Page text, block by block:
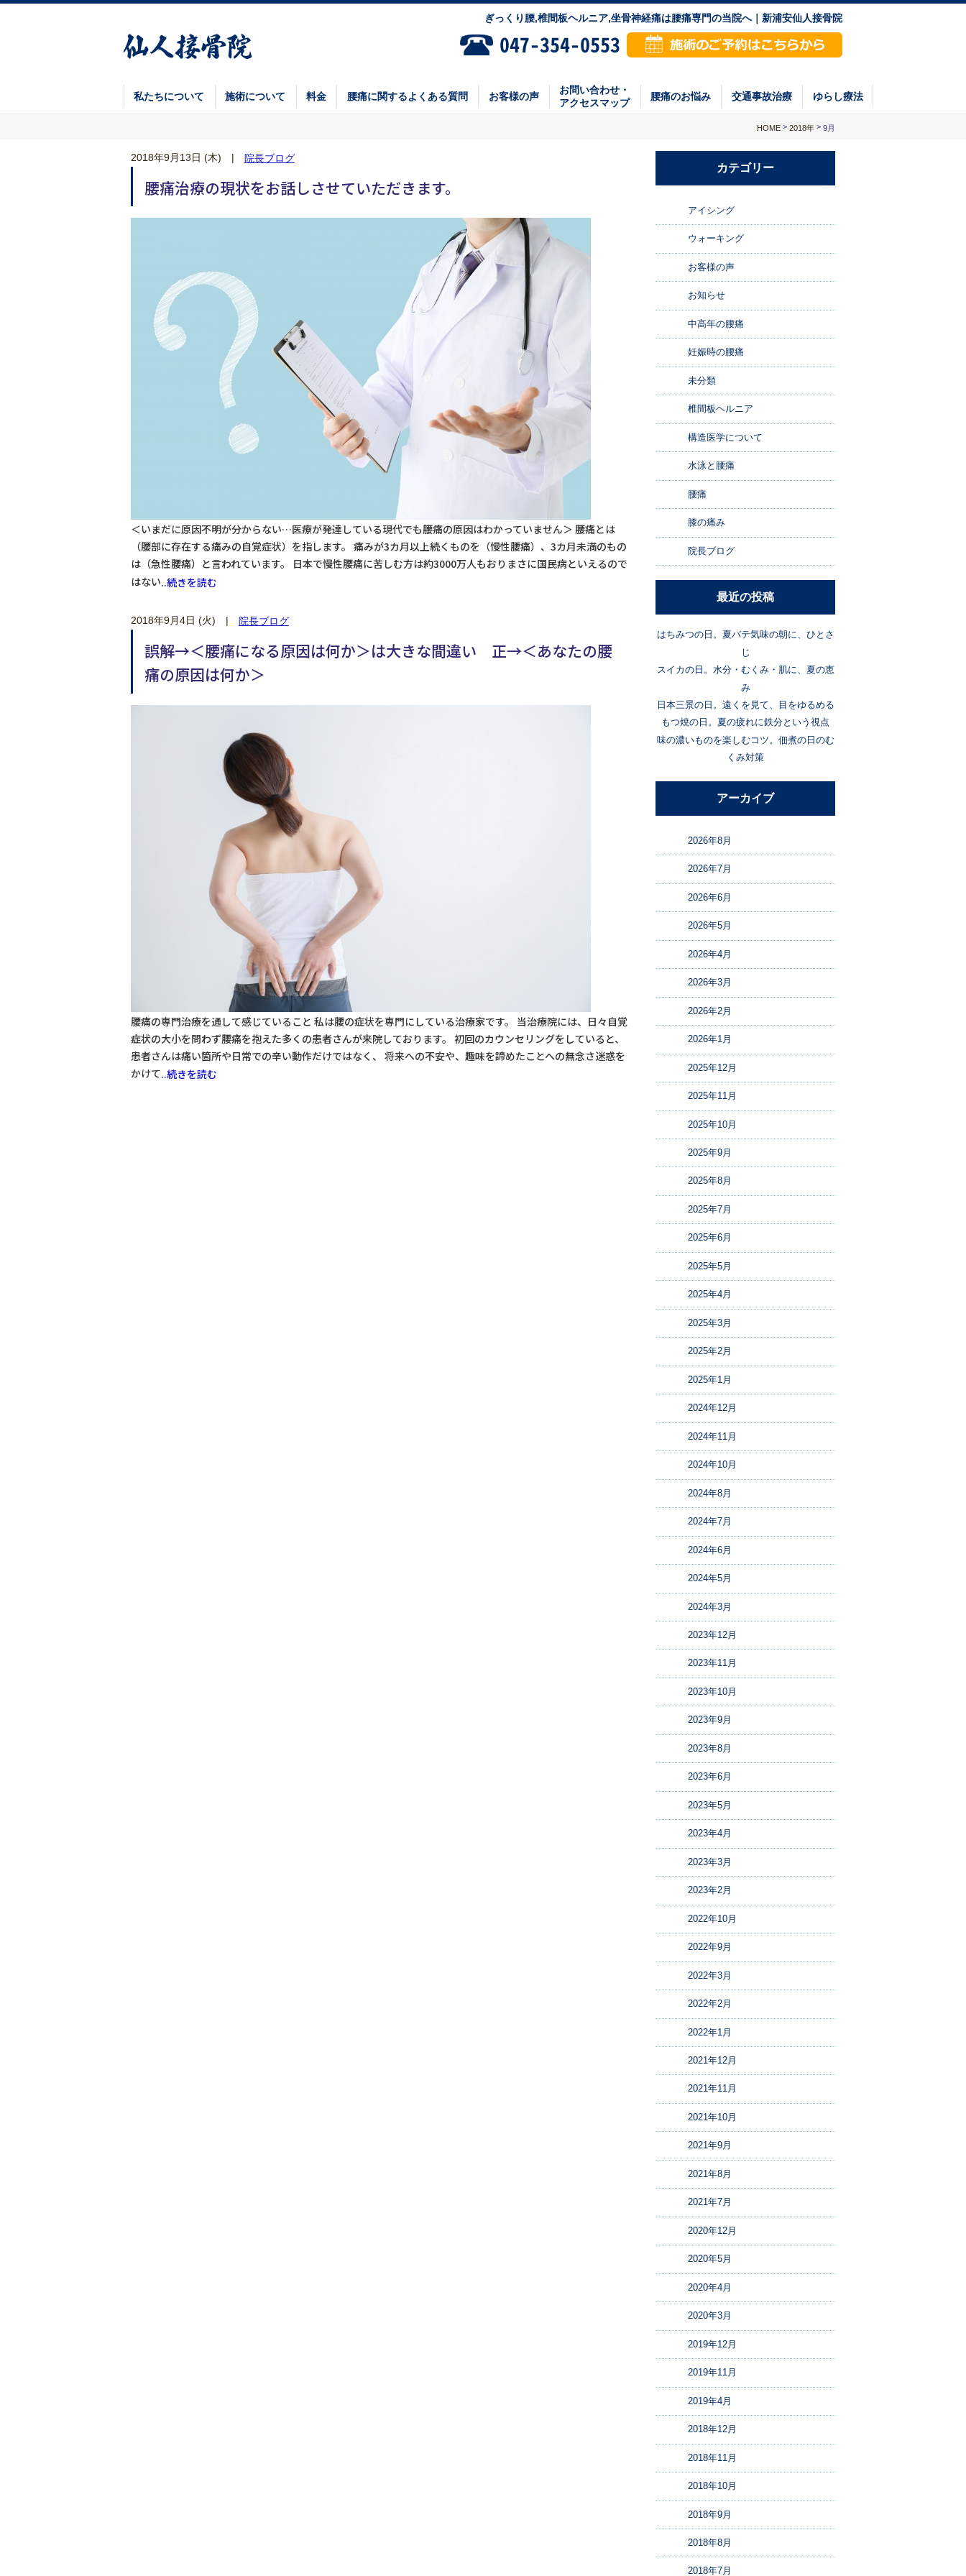
ぎっくり腰,椎間板ヘルニア,坐骨神経痛は腰痛専門の当院へ｜新浦安仙人接骨院
私たちについて 施術について 料金 腰痛に関するよくある質問 お客様の声
お問い合わせ・
アクセスマップ
腰痛のお悩み 交通事故治療 ゆらし療法
HOME > 2018年 > 9月
2018年9月13日 (木) 院長ブログ
腰痛治療の現状をお話しさせていただきます。
＜いまだに原因不明が分からない…医療が発達している現代でも腰痛の原因はわかっていません＞ 腰痛とは
（腰部に存在する痛みの自覚症状）を指します。 痛みが3カ月以上続くものを（慢性腰痛）、3カ月未満のもの
は（急性腰痛）と言われています。 日本で慢性腰痛に苦しむ方は約3000万人もおりまさに国民病といえるので
はない..続きを読む
2018年9月4日 (火) 院長ブログ
誤解→＜腰痛になる原因は何か＞は大きな間違い 正→＜あなたの腰
痛の原因は何か＞
腰痛の専門治療を通して感じていること 私は腰の症状を専門にしている治療家です。 当治療院には、日々自覚
症状の大小を問わず腰痛を抱えた多くの患者さんが来院しております。 初回のカウンセリングをしていると、
患者さんは痛い箇所や日常での辛い動作だけではなく、 将来への不安や、趣味を諦めたことへの無念さ迷惑を
かけて..続きを読む
カテゴリー
アイシング
ウォーキング
お客様の声
お知らせ
中高年の腰痛
妊娠時の腰痛
未分類
椎間板ヘルニア
構造医学について
水泳と腰痛
腰痛
膝の痛み
院長ブログ
最近の投稿
はちみつの日。夏バテ気味の朝に、ひとさ
じ
スイカの日。水分・むくみ・肌に、夏の恵
み
日本三景の日。遠くを見て、目をゆるめる
もつ焼の日。夏の疲れに鉄分という視点
味の濃いものを楽しむコツ。佃煮の日のむ
くみ対策
アーカイブ
2026年8月
2026年7月
2026年6月
2026年5月
2026年4月
2026年3月
2026年2月
2026年1月
2025年12月
2025年11月
2025年10月
2025年9月
2025年8月
2025年7月
2025年6月
2025年5月
2025年4月
2025年3月
2025年2月
2025年1月
2024年12月
2024年11月
2024年10月
2024年8月
2024年7月
2024年6月
2024年5月
2024年3月
2023年12月
2023年11月
2023年10月
2023年9月
2023年8月
2023年6月
2023年5月
2023年4月
2023年3月
2023年2月
2022年10月
2022年9月
2022年3月
2022年2月
2022年1月
2021年12月
2021年11月
2021年10月
2021年9月
2021年8月
2021年7月
2020年12月
2020年5月
2020年4月
2020年3月
2019年12月
2019年11月
2019年4月
2018年12月
2018年11月
2018年10月
2018年9月
2018年8月
2018年7月